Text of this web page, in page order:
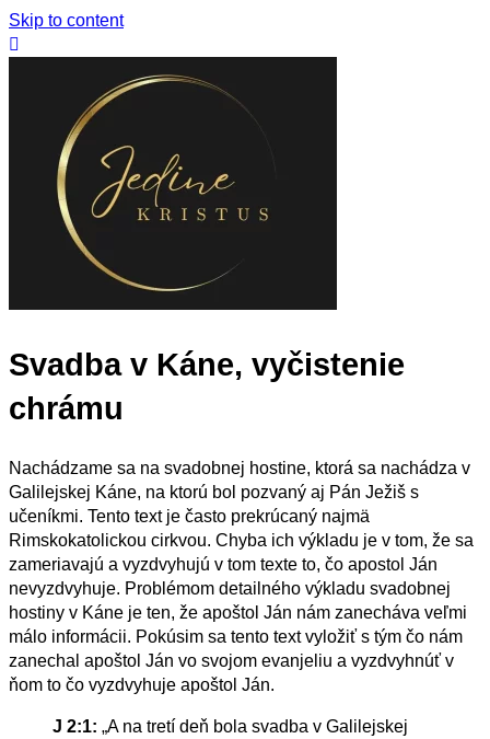
Skip to content
Svadba v Káne, vyčistenie
chrámu
Nachádzame sa na svadobnej hostine, ktorá sa nachádza v
Galilejskej Káne, na ktorú bol pozvaný aj Pán Ježiš s
učeníkmi. Tento text je často prekrúcaný najmä
Rimskokatolickou cirkvou. Chyba ich výkladu je v tom, že sa
zameriavajú a vyzdvyhujú v tom texte to, čo apostol Ján
nevyzdvyhuje. Problémom detailného výkladu svadobnej
hostiny v Káne je ten, že apoštol Ján nám zanecháva veľmi
málo informácii. Pokúsim sa tento text vyložiť s tým čo nám
zanechal apoštol Ján vo svojom evanjeliu a vyzdvyhnúť v
ňom to čo vyzdvyhuje apoštol Ján.
J 2:1: „A na tretí deň bola svadba v Galilejskej